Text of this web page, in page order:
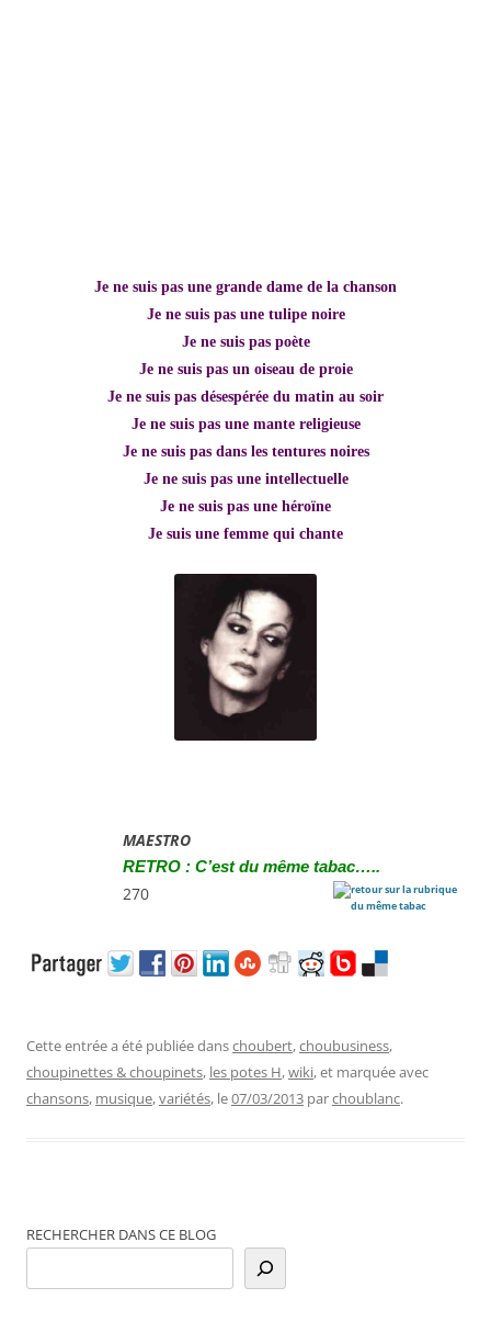
Je ne suis pas une grande dame de la chanson
Je ne suis pas une tulipe noire
Je ne suis pas poète
Je ne suis pas un oiseau de proie
Je ne suis pas désespérée du matin au soir
Je ne suis pas une mante religieuse
Je ne suis pas dans les tentures noires
Je ne suis pas une intellectuelle
Je ne suis pas une héroïne
Je suis une femme qui chante
MAESTRO
RETRO : C’est du même tabac…..
270
Cette entrée a été publiée danschoubert,choubusiness,
choupinettes & choupinets, les potes H,wiki, et marquée avec
chansons, musique,variétés, le07/03/2013 parchoublanc.
RECHERCHER DANS CE BLOG